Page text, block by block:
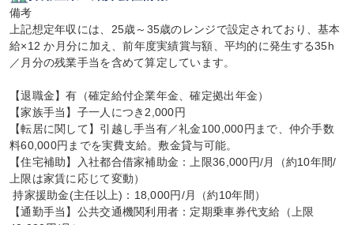
備考
上記想定年収には、25歳～35歳のレンジで設定されており、基本
給×12 か月分に加え、前年度実績賞与額、平均的に発生する35h
／月分の残業手当を含めて算定しています。
【退職金】有（確定給付企業年金、確定拠出年金）
【家族手当】子一人につき2,000円
【転居に関して】引越し手当有／礼金100,000円まで、仲介手数
料60,000円までを実費支給。敷金貸与可能。
【住宅補助】入社都合借家補助金：上限36,000円/月（約10年間/
上限は家賃に応じて変動）
持家援助金(主任以上)：18,000円/月（約10年間）
【通勤手当】公共交通機関利用者：定期乗車券代支給（上限